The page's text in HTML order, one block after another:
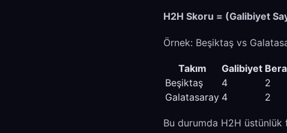
H2H Skoru = (Galibiyet
Örnek: Beşiktaş vs
Takım Galibiyet
Beşiktaş
4 2
Galatasaray 4 2
Bu durumda H2H üstünlük